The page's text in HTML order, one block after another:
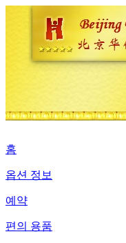
홈
옵션 정보
예약
편의 용품